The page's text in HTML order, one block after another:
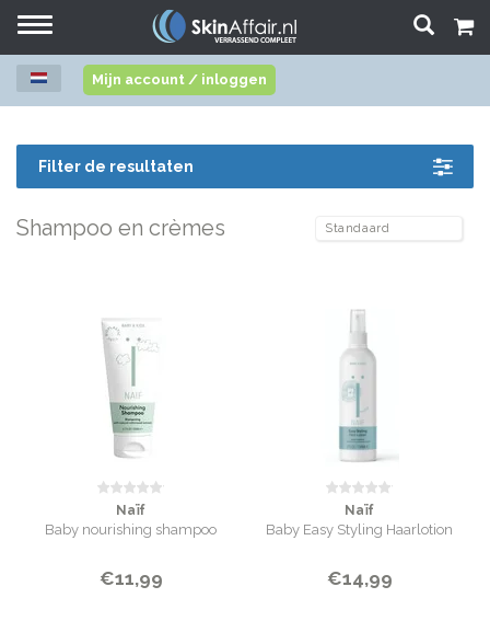
Toggle
Mijn account / inloggen
Filter de resultaten
Shampoo en crèmes
Naïf
Baby nourishing shampoo
€11,99
Naïf
Baby Easy Styling Haarlotion
€14,99